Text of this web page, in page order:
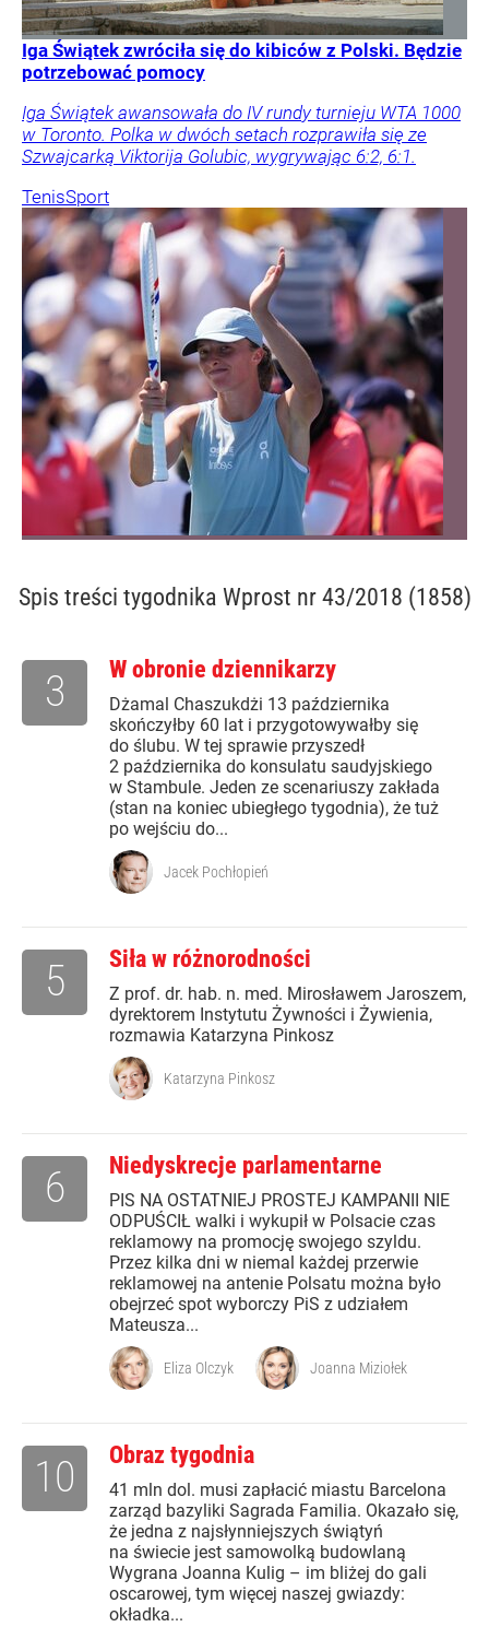
Iga Świątek zwróciła się do kibiców z Polski. Będzie
potrzebować pomocy
Iga Świątek awansowała do IV rundy turnieju WTA 1000
w Toronto. Polka w dwóch setach rozprawiła się ze
Szwajcarką Viktorija Golubic, wygrywając 6:2, 6:1.
TenisSport
Spis treści tygodnika Wprost nr 43/2018 (1858)
W obronie dziennikarzy
Dżamal Chaszukdżi 13 października
skończyłby 60 lat i przygotowywałby się
do ślubu. W tej sprawie przyszedł
2 października do konsulatu saudyjskiego
w Stambule. Jeden ze scenariuszy zakłada
(stan na koniec ubiegłego tygodnia), że tuż
po wejściu do...
3
Jacek Pochłopień
Siła w różnorodności
Z prof. dr. hab. n. med. Mirosławem Jaroszem,
dyrektorem Instytutu Żywności i Żywienia,
rozmawia Katarzyna Pinkosz
5
Katarzyna Pinkosz
Niedyskrecje parlamentarne
PIS NA OSTATNIEJ PROSTEJ KAMPANII NIE
ODPUŚCIŁ walki i wykupił w Polsacie czas
reklamowy na promocję swojego szyldu.
Przez kilka dni w niemal każdej przerwie
reklamowej na antenie Polsatu można było
obejrzeć spot wyborczy PiS z udziałem
Mateusza...
6
Eliza Olczyk Joanna Miziołek
Obraz tygodnia
41 mln dol. musi zapłacić miastu Barcelona
zarząd bazyliki Sagrada Familia. Okazało się,
że jedna z najsłynniejszych świątyń
na świecie jest samowolką budowlaną
Wygrana Joanna Kulig – im bliżej do gali
oscarowej, tym więcej naszej gwiazdy:
okładka...
10